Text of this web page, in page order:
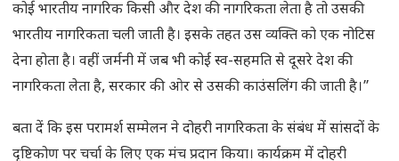
कोई भारतीय नागरिक किसी और देश की नागरिकता लेता है तो उसकी
भारतीय नागरिकता चली जाती है। इसके तहत उस व्यक्ति को एक नोटिस
देना होता है। वहीं जर्मनी में जब भी कोई स्व-सहमति से दूसरे देश की
नागरिकता लेता है, सरकार की ओर से उसकी काउंसलिंग की जाती है।”
बता दें कि इस परामर्श सम्मेलन ने दोहरी नागरिकता के संबंध में सांसदों के
दृष्टिकोण पर चर्चा के लिए एक मंच प्रदान किया। कार्यक्रम में दोहरी